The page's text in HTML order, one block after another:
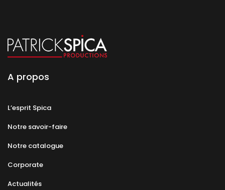
A propos
L’esprit Spica
Notre savoir-faire
Notre catalogue
Corporate
Actualités